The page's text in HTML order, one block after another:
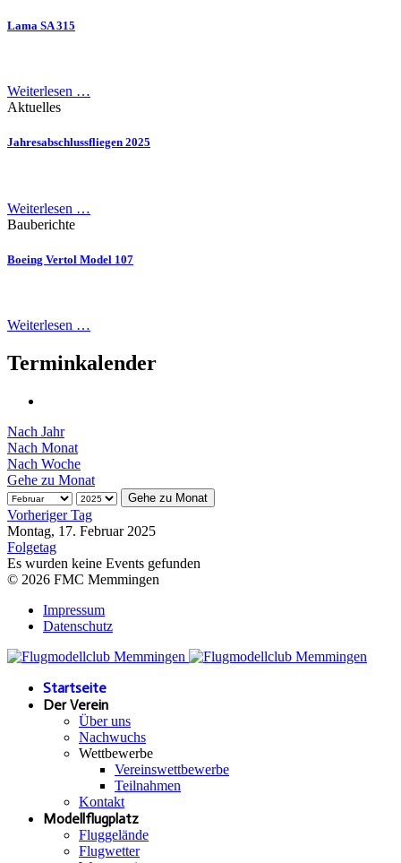
Lama SA 315
Weiterlesen …
Aktuelles
Jahresabschlussfliegen 2025
Weiterlesen …
Bauberichte
Boeing Vertol Model 107
Weiterlesen …
Terminkalender
Nach Jahr
Nach Monat
Nach Woche
Gehe zu Monat
Gehe zu Monat
Vorheriger Tag
Montag, 17. Februar 2025
Folgetag
Es wurden keine Events gefunden
© 2026 FMC Memmingen
Impressum
Datenschutz
Startseite
Der Verein
Über uns
Nachwuchs
Wettbewerbe
Vereinswettbewerbe
Teilnahmen
Kontakt
Modellflugplatz
Fluggelände
Flugwetter